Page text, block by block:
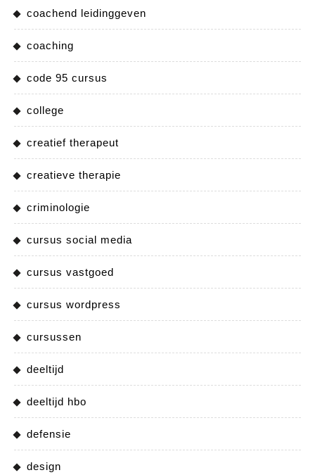
coachend leidinggeven
coaching
code 95 cursus
college
creatief therapeut
creatieve therapie
criminologie
cursus social media
cursus vastgoed
cursus wordpress
cursussen
deeltijd
deeltijd hbo
defensie
design